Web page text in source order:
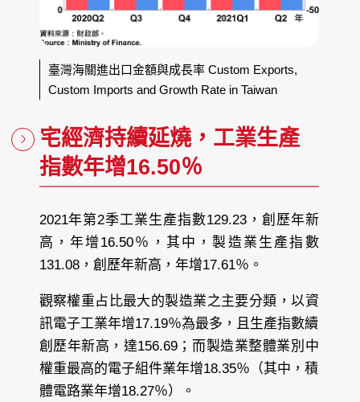
臺灣海關進出口金額與成長率 Custom Exports,
Custom Imports and Growth Rate in Taiwan
宅經濟持續延燒，工業生產
指數年增16.50％
2021年第2季工業生產指數129.23，創歷年新
高，年增16.50％，其中，製造業生產指數
131.08，創歷年新高，年增17.61％。
觀察權重占比最大的製造業之主要分類，以資
訊電子工業年增17.19％為最多，且生產指數續
創歷年新高，達156.69；而製造業整體業別中
權重最高的電子組件業年增18.35％（其中，積
體電路業年增18.27％）。